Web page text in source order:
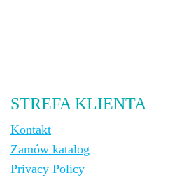
STREFA KLIENTA
Kontakt
Zamów katalog
Privacy Policy